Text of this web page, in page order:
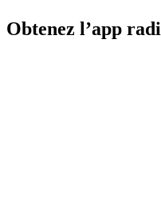
Obtenez l’app